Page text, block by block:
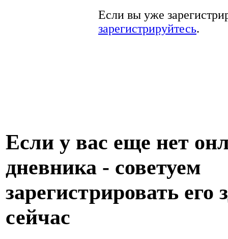
Если вы уже
зарегистрируйтесь.
Если у вас еще нет
дневника - советуем
зарегистрировать его
сейчас